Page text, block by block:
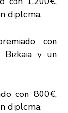
diploma.
con
Bizkaia y un
con 800€,
diploma.